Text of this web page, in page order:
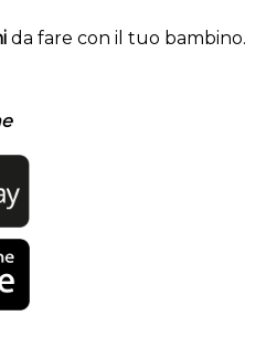
da fare con il tuo bambino.